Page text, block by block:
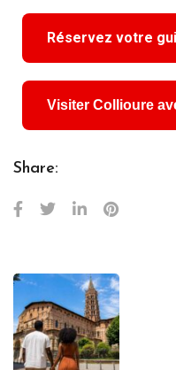
Réservez votre
Visiter Collioure
Share: